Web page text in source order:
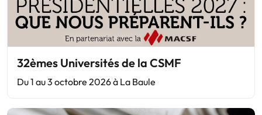
32èmes Universités de la CSMF
Du 1 au 3 octobre 2026 à La Baule